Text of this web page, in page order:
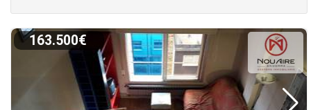
163.500€